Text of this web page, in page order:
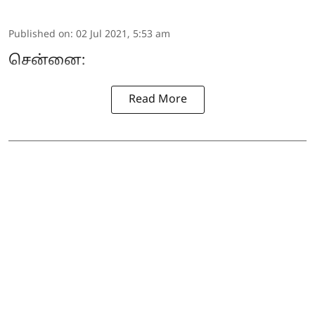
Published on: 02 Jul 2021, 5:53 am
சென்னை:
Read More